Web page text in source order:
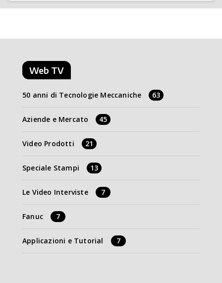
Web TV
50 anni di Tecnologie Meccaniche 63
Aziende e Mercato 45
Video Prodotti 21
Speciale Stampi 13
Le Video Interviste 7
Fanuc 7
Applicazioni e Tutorial 7